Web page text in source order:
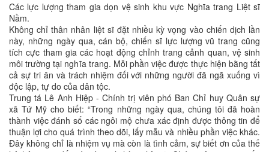
Các lực lượng tham gia dọn vệ sinh khu vực Nghĩa trang Liệt sĩ
Nầm.
Không chỉ thân nhân liệt sĩ đặt nhiều kỳ vọng vào chiến dịch lần
này, những ngày qua, cán bộ, chiến sĩ lực lượng vũ trang cũng
tích cực tham gia các hoạt động chỉnh trang cảnh quan, vệ sinh
môi trường tại nghĩa trang. Mỗi phần việc được thực hiện bằng tất
cả sự tri ân và trách nhiệm đối với những người đã ngã xuống vì
độc lập, tự do của dân tộc.
Trung tá Lê Anh Hiệp - Chính trị viên phó Ban Chỉ huy Quân sự
xã Tứ Mỹ cho biết: “Trong những ngày qua, chúng tôi đã hoàn
thành việc đánh số các ngôi mộ chưa xác định được thông tin để
thuận lợi cho quá trình theo dõi, lấy mẫu và nhiều phần việc khác.
Đây không chỉ là nhiệm vụ mà còn là tình cảm, sự biết ơn của thế